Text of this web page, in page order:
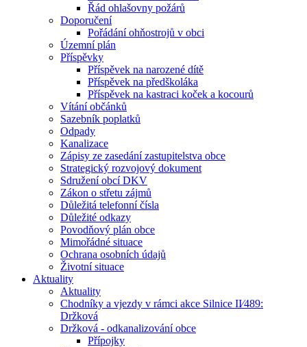
Řád ohlašovny požárů
Doporučení
Pořádání ohňostrojů v obci
Územní plán
Příspěvky
Příspěvek na narozené dítě
Příspěvek na předškoláka
Příspěvek na kastraci koček a kocourů
Vítání občánků
Sazebník poplatků
Odpady
Kanalizace
Zápisy ze zasedání zastupitelstva obce
Strategický rozvojový dokument
Sdružení obcí DKV
Zákon o střetu zájmů
Důležitá telefonní čísla
Důležité odkazy
Povodňový plán obce
Mimořádné situace
Ochrana osobních údajů
Životní situace
Aktuality
Aktuality
Chodníky a vjezdy v rámci akce Silnice II⁄489:
Držková
Držková - odkanalizování obce
Přípojky